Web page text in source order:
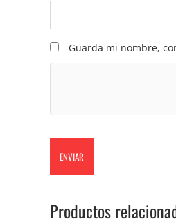
Guarda mi nombre,
Productos